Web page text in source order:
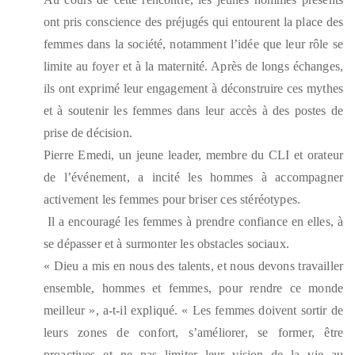
ont pris conscience des préjugés qui entourent la place des
femmes dans la société, notamment l’idée que leur rôle se
limite au foyer et à la maternité. Après de longs échanges,
ils ont exprimé leur engagement à déconstruire ces mythes
et à soutenir les femmes dans leur accès à des postes de
prise de décision.
Pierre Emedi, un jeune leader, membre du CLI et orateur
de l’événement, a incité les hommes à accompagner
activement les femmes pour briser ces stéréotypes.
Il a encouragé les femmes à prendre confiance en elles, à
se dépasser et à surmonter les obstacles sociaux.
« Dieu a mis en nous des talents, et nous devons travailler
ensemble, hommes et femmes, pour rendre ce monde
meilleur », a-t-il expliqué. « Les femmes doivent sortir de
leurs zones de confort, s’améliorer, se former, être